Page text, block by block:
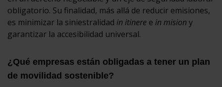
obligatorio. Su finalidad, más allá de reducir emisiones,
es minimizar la siniestralidad in itinere e in mision y
garantizar la accesibilidad universal.
¿Qué empresas están obligadas a tener un plan
de movilidad sostenible?